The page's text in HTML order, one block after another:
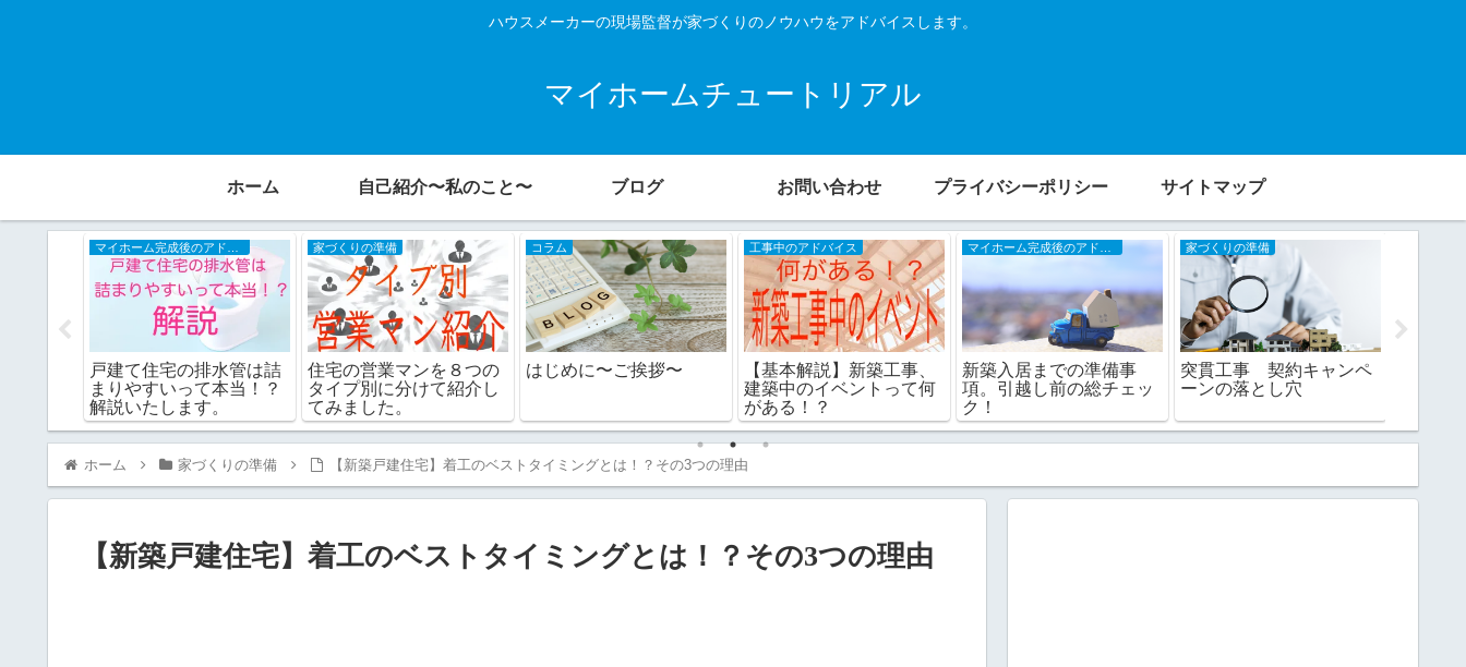
ハウスメーカーの現場監督が家づくりのノウハウをアドバイスします。
マイホームチュートリアル
ホーム 自己紹介〜私のこと〜 ブログ お問い合わせ プライバシーポリシー サイトマップ
戸建て住宅の排水管は詰
まりやすいって本当！？
解説いたします。
家づくりの準備
住宅の営業マンを８つの
タイプ別に分けて紹介し
てみました。
コラム
はじめに〜ご挨拶〜
工事中のアドバイス
【基本解説】新築工事、
建築中のイベントって何
がある！？
新築入居までの準備事
項。引越し前の総チェッ
ク！
家づくりの準備
突貫工事 契約キャンペ
ーンの落とし穴
方
ホーム 家づくりの準備 【新築戸建住宅】着工のベストタイミングとは！？その3つの理由
【新築戸建住宅】着工のベストタイミングとは！？その3つの理由